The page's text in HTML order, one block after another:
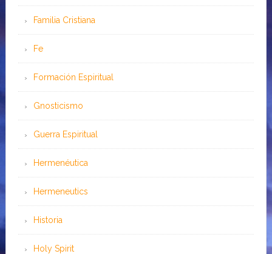
Familia Cristiana
Fe
Formación Espiritual
Gnosticismo
Guerra Espiritual
Hermenéutica
Hermeneutics
Historia
Holy Spirit